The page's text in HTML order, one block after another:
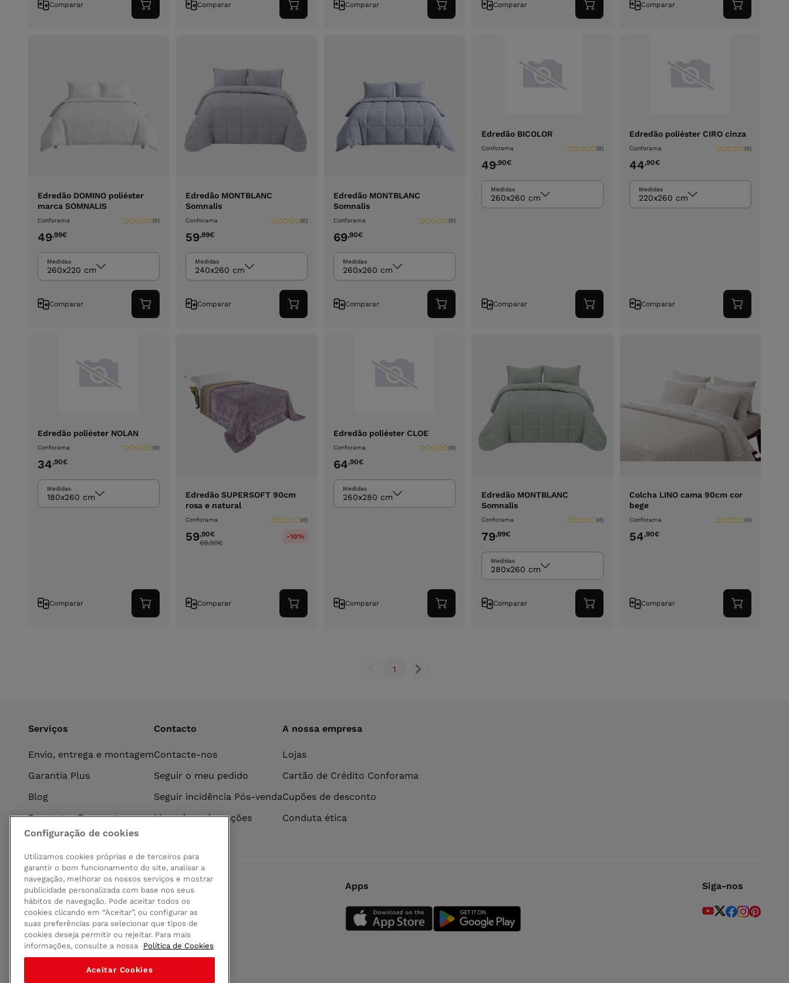
Comparar
Adicionar
ao
Comparar
Adicionar
ao
Comparar
Adicionar
ao
Comparar
Adicionar
ao
Comparar
Adicionar
ao
Edredão DOMINO poliéster
marca SOMNALIS
Conforama (0)
49,99€
Medidas
260x220 cm
Comparar
Adicionar
ao
Edredão MONTBLANC
Somnalis
Conforama (0)
59,99€
Medidas
240x260 cm
Comparar
Adicionar
ao
Edredão MONTBLANC
Somnalis
Conforama (0)
69,90€
Medidas
260x260 cm
Comparar
Adicionar
ao
Edredão BICOLOR
Conforama (0)
49,90€
Medidas
260x260 cm
Comparar
Adicionar
ao
Edredão poliéster CIRO cinza
Conforama (0)
44,90€
Medidas
220x260 cm
Comparar
Adicionar
ao
Edredão poliéster NOLAN
Conforama (0)
34,90€
Medidas
180x260 cm
Comparar
Adicionar
ao
Edredão SUPERSOFT 90cm
rosa e natural
Conforama (0)
59,90€
69.90€
-10%
Comparar
Adicionar
ao
Edredão poliéster CLOE
Conforama (0)
64,90€
Medidas
260x280 cm
Comparar
Adicionar
ao
Edredão MONTBLANC
Somnalis
Conforama (0)
79,99€
Medidas
280x260 cm
Comparar
Adicionar
ao
Colcha LINO cama 90cm cor
bege
Conforama (0)
54,90€
Comparar
Adicionar
ao
1
Serviços
Envio, entrega e montagem
Garantia Plus
Blog
Perguntas Frequentes
Contacto
Contacte-nos
Seguir o meu pedido
Seguir incidência Pós-venda
Livro de reclamações
A nossa empresa
Lojas
Cartão de Crédito Conforama
Cupões de desconto
Conduta ética
Pagamento seguro Apps Siga-nos
Configuração de cookies
Utilizamos cookies próprias e de terceiros para
garantir o bom funcionamento do site, analisar a
navegação, melhorar os nossos serviços e mostrar
publicidade personalizada com base nos seus
hábitos de navegação. Pode aceitar todos os
cookies clicando em “Aceitar”, ou configurar as
suas preferências para selecionar que tipos de
cookies deseja permitir ou rejeitar. Para mais
informações, consulte a nossa
Política de Cookies
Aceitar Cookies